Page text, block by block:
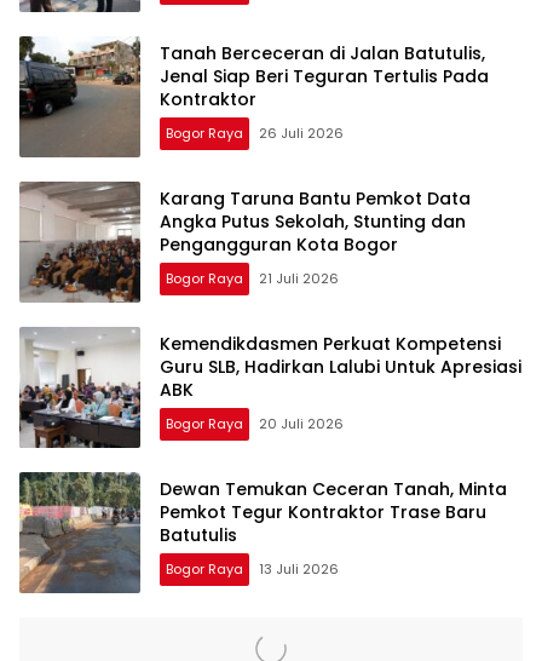
Tanah Berceceran di Jalan Batutulis,
Jenal Siap Beri Teguran Tertulis Pada
Kontraktor
Bogor Raya 26 Juli 2026
Karang Taruna Bantu Pemkot Data
Angka Putus Sekolah, Stunting dan
Pengangguran Kota Bogor
Bogor Raya 21 Juli 2026
Kemendikdasmen Perkuat Kompetensi
Guru SLB, Hadirkan Lalubi Untuk Apresiasi
ABK
Bogor Raya 20 Juli 2026
Dewan Temukan Ceceran Tanah, Minta
Pemkot Tegur Kontraktor Trase Baru
Batutulis
Bogor Raya 13 Juli 2026